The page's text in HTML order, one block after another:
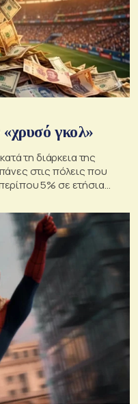
γκολ»
τη διάρκεια της
στις πόλεις που
5% σε ετήσια